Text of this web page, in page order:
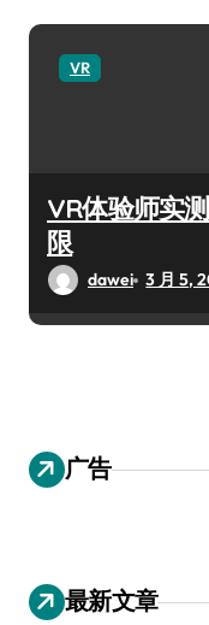
VR
VR体验师实
限
dawei 3 月 5,
广告
最新文章